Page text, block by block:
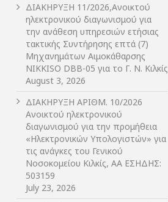
ΔIΑΚΗΡΥΞΗ 11/2026,Ανοικτού
ηλεκτρονικού διαγωνισμού για
την ανάθεση υπηρεσιών ετήσιας
τακτικής Συντήρησης επτά (7)
Μηχανημάτων Αιμοκάθαρσης
NIKKISO DBB-05 για το Γ. Ν. Κιλκίς
August 3, 2026
ΔIΑΚΗΡΥΞΗ ΑΡIΘΜ. 10/2026
Ανοικτού ηλεκτρονικού
διαγωνισμού για την προμήθεια
«Ηλεκτρονικών Υπολογιστών» για
τις ανάγκες του Γενικού
Νοσοκομείου Κιλκίς, ΑΑ ΕΣΗΔΗΣ:
503159
July 23, 2026